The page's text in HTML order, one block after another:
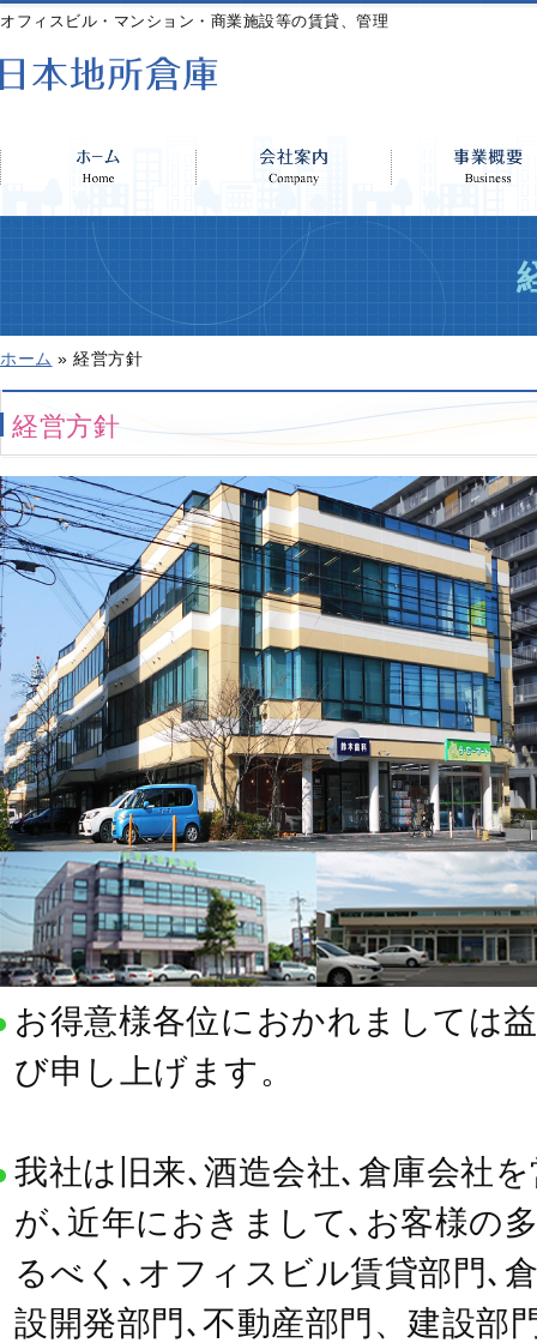
オフィスビル・マンション・商業施設等の賃貸、管理
ホーム » 経営方針
経営方針
お得意様各位におかれましては
び申し上げます。
我社は旧来､酒造会社､倉庫会社
が､近年におきまして､お客様の
るべく､オフィスビル賃貸部門､
設開発部門､不動産部門、建設部